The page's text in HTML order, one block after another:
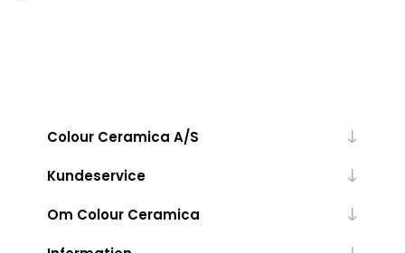
Colour Ceramica A/S
Kundeservice
Om Colour Ceramica